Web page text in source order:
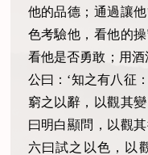
他的品德；通過讓
色考驗他，看他的
看他是否勇敢；用
公曰：‘知之有八征
窮之以辭，以觀其
曰明白顯問，以觀
六曰試之以色，以